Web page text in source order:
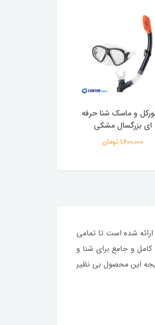
و ماسک شنا حرفه
ای بزرگسال مشکی
1,600,000 تومان
شده است تا تمامی
و جامع برای شنا و
این محصول بی نظیر